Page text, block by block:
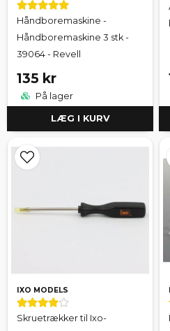
Håndboremaskine -
Håndboremaskine 3 stk -
39064 - Revell
135 kr
På lager
LÆG I KURV
IXO MODELS
Skruetrækker til Ixo-